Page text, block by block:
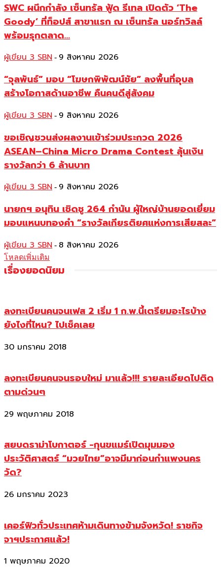
SWC ผนึกกำลัง เซ็นทรัล ฟู้ด รีเทล เปิดตัว ‘The
Goody’ ที่ท็อปส์ สาขาแรก ณ เซ็นทรัล นอร์ทวิลล์
พร้อมรุกตลาด...
ผู้เขียน 3 SBN - 9 สิงหาคม 2026
“จุลพันธ์” มอบ “โฆษกพิพัฒน์ชัย” ลงพื้นที่อุบล
สร้างโอกาสด้านอาชีพ คืนคนดีสู่สังคม
ผู้เขียน 3 SBN - 9 สิงหาคม 2026
ขอเชิญชวนส่งผลงานเข้าร่วมประกวด 2026
ASEAN–China Micro Drama Contest ลุ้นเงิน
รางวัลกว่า 6 ล้านบาท
ผู้เขียน 3 SBN - 9 สิงหาคม 2026
นายกฯ อนุทิน เชิดชู 264 กำนัน ผู้ใหญ่บ้านยอดเยี่ยม
มอบแหนบทองคำ “รางวัลเกียรติยศแห่งการเสียสละ”
ผู้เขียน 3 SBN - 8 สิงหาคม 2026
โหลดเพิ่มเติม
เรื่องยอดนิยม
ลงทะเบียนคนจนเฟส 2 เริ่ม 1 ก.พ.นี้เตรียมอะไรบ้าง
ยังไงที่ไหน? ไปเช็คเลย
30 มกราคม 2018
ลงทะเบียนคนจนรอบใหม่ มาแล้ว!!! รายละเอียดไปติด
ตามด่วนๆ
29 พฤษภาคม 2018
สยบดราม่าโบกาตอร์ -กุนขแมร์เปิดมุมมอง
ประวัติศาสตร์ “มวยไทย”อาจมีมาก่อนกำแพงนคร
วัด?
26 มกราคม 2023
เคอร์ฟิวทั่วประเทศห้ามเดินทางข้ามจังหวัด! ราชกิจ
จาฯประกาศแล้ว!
1 พฤษภาคม 2020